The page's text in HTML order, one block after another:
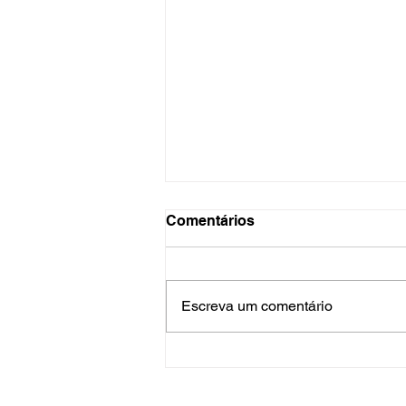
Comentários
Escreva um comentário